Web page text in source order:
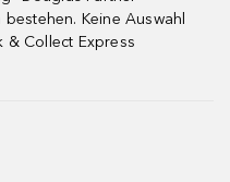
Keine Auswahl
& Collect Express